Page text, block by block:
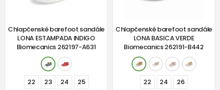
Chlapčenské barefoot sandále
LONA ESTAMPADA INDIGO
Biomecanics 262197-A631
22 23 24 25
Chlapčenské barefoot sandále
LONA BASICA VERDE
Biomecanics 262191-B442
22 24 26